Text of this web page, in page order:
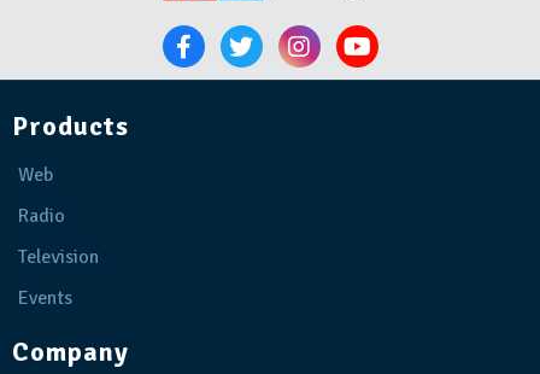
Products
Web
Radio
Television
Events
Company